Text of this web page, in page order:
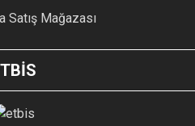
Satış Mağazası